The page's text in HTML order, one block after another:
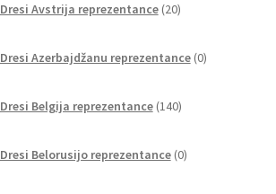
Dresi Avstrija reprezentance 20izdelkov
Dresi Azerbajdžanu reprezentance 0izdelkov
Dresi Belgija reprezentance 140izdelkov
Dresi Belorusijo reprezentance 0izdelkov